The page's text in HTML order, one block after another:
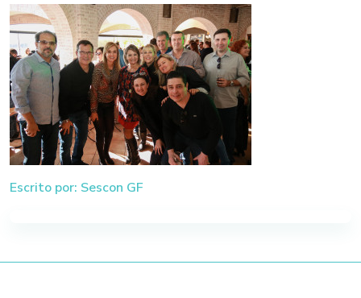
Escrito por: Sescon GF